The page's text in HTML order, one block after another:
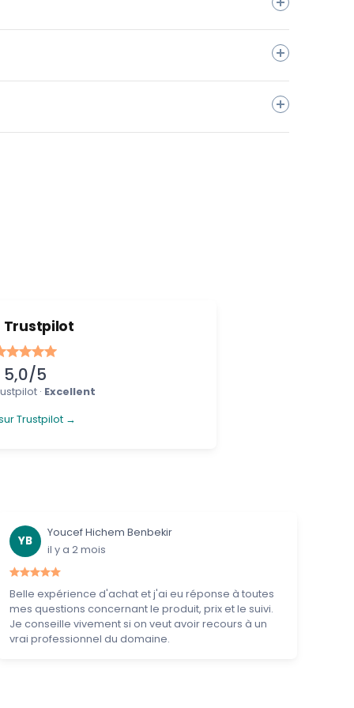
Trustpilot
5,0/5
· Excellent
Trustpilot →
YB
Youcef Hichem Benbekir
il y a 2 mois
Belle expérience d'achat et j'ai eu réponse à toutes
mes questions concernant le produit, prix et le suivi.
Je conseille vivement si on veut avoir recours à un
vrai professionnel du domaine.